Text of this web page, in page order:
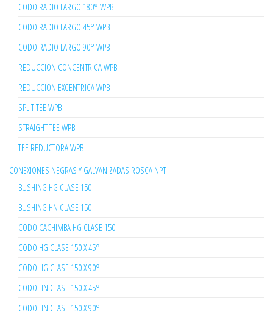
CODO RADIO LARGO 180° WPB
CODO RADIO LARGO 45° WPB
CODO RADIO LARGO 90° WPB
REDUCCION CONCENTRICA WPB
REDUCCION EXCENTRICA WPB
SPLIT TEE WPB
STRAIGHT TEE WPB
TEE REDUCTORA WPB
CONEXIONES NEGRAS Y GALVANIZADAS ROSCA NPT
BUSHING HG CLASE 150
BUSHING HN CLASE 150
CODO CACHIMBA HG CLASE 150
CODO HG CLASE 150 X 45°
CODO HG CLASE 150 X 90°
CODO HN CLASE 150 X 45°
CODO HN CLASE 150 X 90°